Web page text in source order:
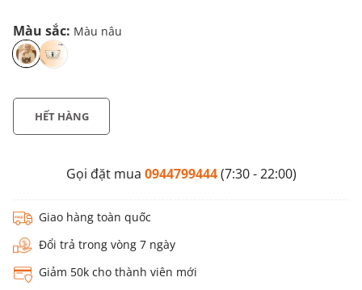
Màu sắc: Màu nâu
HẾT HÀNG
Gọi đặt mua 0944799444(7:30 - 22:00)
Giao hàng toàn quốc
Đổi trả trong vòng 7 ngày
Giảm 50k cho thành viên mới